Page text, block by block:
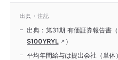
出典・注記
出典：第31期 有価証券報告書
S100YRYL
）
平均年間給与は提出会社（単